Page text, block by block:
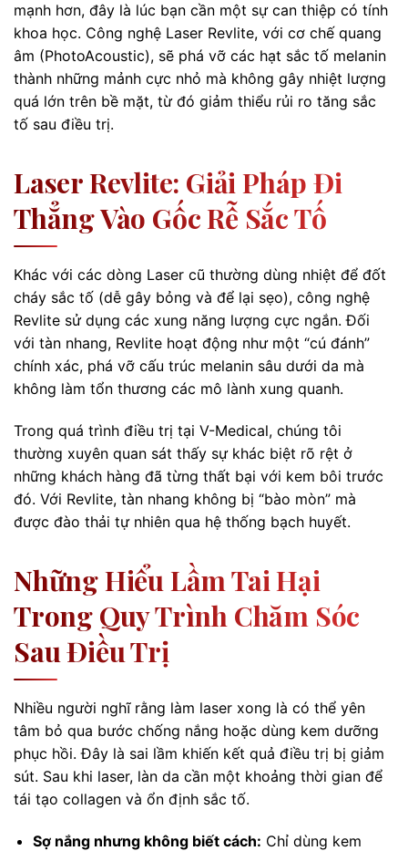
mạnh hơn, đây là lúc bạn cần một sự can thiệp có tính
khoa học. Công nghệ Laser Revlite, với cơ chế quang
âm (PhotoAcoustic), sẽ phá vỡ các hạt sắc tố melanin
thành những mảnh cực nhỏ mà không gây nhiệt lượng
quá lớn trên bề mặt, từ đó giảm thiểu rủi ro tăng sắc
tố sau điều trị.
Laser Revlite: Giải Pháp Đi
Thẳng Vào Gốc Rễ Sắc Tố
Khác với các dòng Laser cũ thường dùng nhiệt để đốt
cháy sắc tố (dễ gây bỏng và để lại sẹo), công nghệ
Revlite sử dụng các xung năng lượng cực ngắn. Đối
với tàn nhang, Revlite hoạt động như một “cú đánh”
chính xác, phá vỡ cấu trúc melanin sâu dưới da mà
không làm tổn thương các mô lành xung quanh.
Trong quá trình điều trị tại V-Medical, chúng tôi
thường xuyên quan sát thấy sự khác biệt rõ rệt ở
những khách hàng đã từng thất bại với kem bôi trước
đó. Với Revlite, tàn nhang không bị “bào mòn” mà
được đào thải tự nhiên qua hệ thống bạch huyết.
Những Hiểu Lầm Tai Hại
Trong Quy Trình Chăm Sóc
Sau Điều Trị
Nhiều người nghĩ rằng làm laser xong là có thể yên
tâm bỏ qua bước chống nắng hoặc dùng kem dưỡng
phục hồi. Đây là sai lầm khiến kết quả điều trị bị giảm
sút. Sau khi laser, làn da cần một khoảng thời gian để
tái tạo collagen và ổn định sắc tố.
Sợ nắng nhưng không biết cách: Chỉ dùng kem